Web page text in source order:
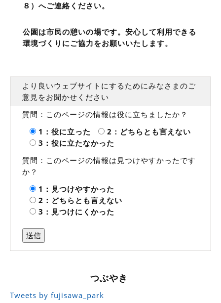
８）へご連絡ください。
公園は市民の憩いの場です。安心して利用できる
環境づくりにご協力をお願いいたします。
より良いウェブサイトにするためにみなさまのご
意見をお聞かせください
質問：このページの情報は役に立ちましたか？
1：役に立った
2：どちらとも言えない
3：役に立たなかった
質問：このページの情報は見つけやすかったです
か？
1：見つけやすかった
2：どちらとも言えない
3：見つけにくかった
つぶやき
Tweets by fujisawa_park